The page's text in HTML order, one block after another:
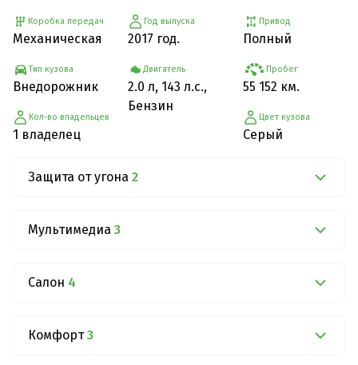
Коробка передач
Механическая
Тип кузова
Внедорожник
Кол-во владельцев
1 владелец
Год выпуска
2017 год.
Двигатель
2.0 л, 143 л.с.,
Бензин
Привод
Полный
Пробег
55 152 км.
Цвет кузова
Серый
Защита от угона 2
Мультимедиа 3
Салон 4
Комфорт 3